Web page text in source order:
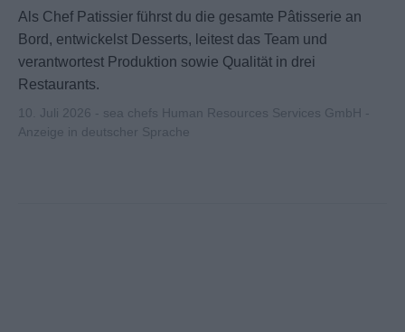
Als Chef Patissier führst du die gesamte Pâtisserie an
Bord, entwickelst Desserts, leitest das Team und
verantwortest Produktion sowie Qualität in drei
Restaurants.
10. Juli 2026 - sea chefs Human Resources Services GmbH -
Anzeige in deutscher Sprache